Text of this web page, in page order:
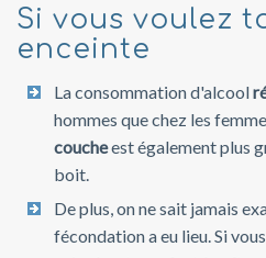
Si vous voulez
enceinte
La consommation d'alcool
hommes que chez les
coucheest également plus
boit.
De plus, on ne sait jamais
fécondation a eu lieu. Si